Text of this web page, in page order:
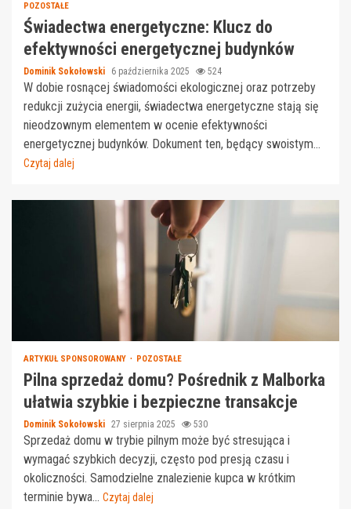
POZOSTAŁE
Świadectwa energetyczne: Klucz do
efektywności energetycznej budynków
Dominik Sokołowski 6 października 2025 524
W dobie rosnącej świadomości ekologicznej oraz potrzeby
redukcji zużycia energii, świadectwa energetyczne stają się
nieodzownym elementem w ocenie efektywności
energetycznej budynków. Dokument ten, będący swoistym...
Czytaj dalej
ARTYKUŁ SPONSOROWANY POZOSTAŁE
Pilna sprzedaż domu? Pośrednik z Malborka
ułatwia szybkie i bezpieczne transakcje
Dominik Sokołowski 27 sierpnia 2025 530
Sprzedaż domu w trybie pilnym może być stresująca i
wymagać szybkich decyzji, często pod presją czasu i
okoliczności. Samodzielne znalezienie kupca w krótkim
terminie bywa... Czytaj dalej